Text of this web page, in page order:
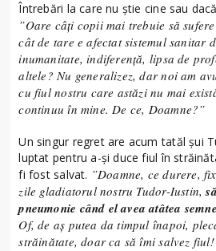
Întrebări la care nu știe cine sau
”Oare câți copii mai trebuie să
cât de tare e afectat sistemul sanitar
inumanitate, indiferență, lipsa de
altele? Nu generalizez, dar noi am
cu fiul nostru care astăzi nu mai
continuu în mine. De ce, Doamne?”
Un singur regret are acum tatăl șui
luptat pentru a-și duce fiul în
fi fost salvat. ”Doamne, ce durere,
zile gladiatorul nostru Tudor-Iustin,
pneumonie când el avea atâtea
Of, de aș putea da timpul înapoi,
străinătate, doar ca să îmi salvez